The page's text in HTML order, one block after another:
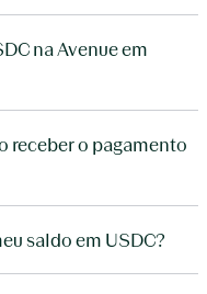
na Avenue em
receber o pagamento
saldo em USDC?